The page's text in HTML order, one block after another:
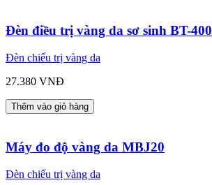
Đèn điều trị vàng da sơ sinh BT-400
Đèn chiếu trị vàng da
27.380 VNĐ
Thêm vào giỏ hàng
Máy đo độ vàng da MBJ20
Đèn chiếu trị vàng da